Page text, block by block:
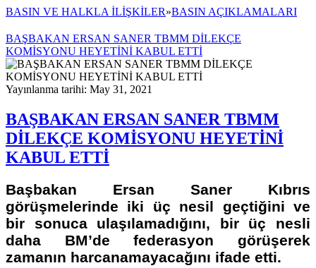
BASIN VE HALKLA İLİŞKİLER»BASIN AÇIKLAMALARI
BAŞBAKAN ERSAN SANER TBMM DİLEKÇE
KOMİSYONU HEYETİNİ KABUL ETTİ
Yayınlanma tarihi: May 31, 2021
BAŞBAKAN ERSAN SANER TBMM
DİLEKÇE KOMİSYONU HEYETİNİ
KABUL ETTİ
Başbakan Ersan Saner Kıbrıs
görüşmelerinde iki üç nesil geçtiğini ve
bir sonuca ulaşılamadığını, bir üç nesli
daha BM’de federasyon görüşerek
zamanın harcanamayacağını ifade etti.